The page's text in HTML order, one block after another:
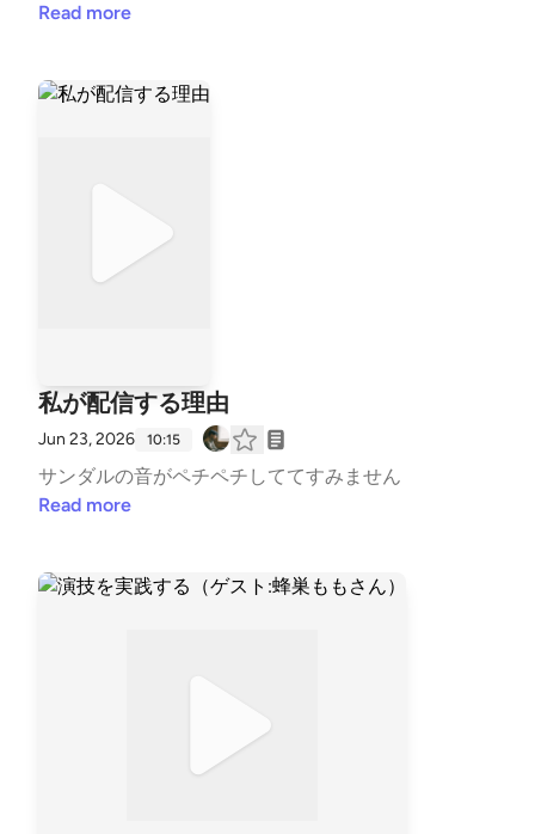
踊りはじめた経緯を話していただいています。また、
熊谷少年/自己流では限界を感じ、ダンス教室へ/個性
が踊ります、水上の身体の家にようこそ/暴力的な身
体を受け入れた上で、踊る/出っ張る踊りではなく、
ことへの敵意を持たないで踊る/身体としてのそこに
「ある」ことの強靭さ、自身への信頼/意味と文脈、
身体の機能を組み換える/本当に色気があるとは？/た
くさん踊ることと、長く踊ること/なぜ私は舞台にい
ないのか？という苦しみ/自分は違う業種があるとい
母親に言われたこと
Read more
私が配信する理由
Jun 23, 2026 10:15
サンダルの音がペチペチしててすみません
Read more